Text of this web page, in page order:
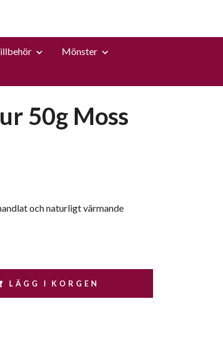
Mönster
50g Moss
och naturligt värmande
LÄGG I KORGEN